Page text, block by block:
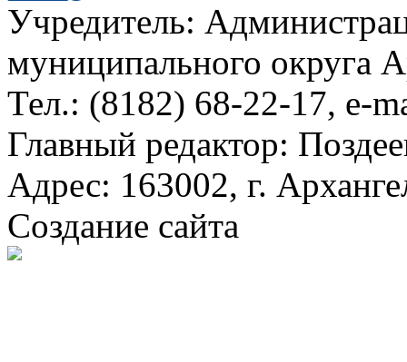
Учредитель:
муниципального округа
Тел.: (8182) 68-22-17, e-
Главный редактор:
Адрес: 163002, г.
Создание сайта